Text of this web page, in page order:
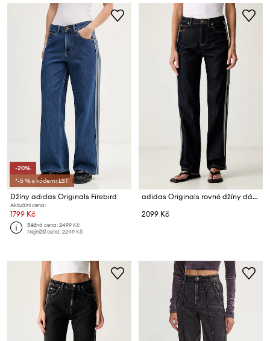
-20%
*-5 % s kódem: LST
Džíny adidas Originals Firebird
Aktuální cena:
1799 Kč
Běžná cena:2499 Kč
Nejnižší cena:2249 Kč
adidas Originals rovné džíny dámské Firebird
2099 Kč